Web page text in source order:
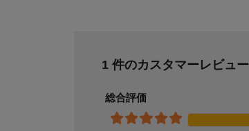
1 件のカスタマーレビュー
総合評価